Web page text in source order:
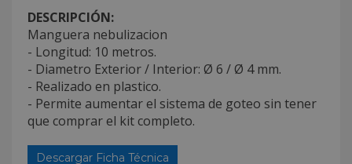
DESCRIPCIÓN:
Manguera nebulizacion
- Longitud: 10 metros.
- Diametro Exterior / Interior: Ø 6 / Ø 4 mm.
- Realizado en plastico.
- Permite aumentar el sistema de goteo sin tener
que comprar el kit completo.
Descargar Ficha Técnica